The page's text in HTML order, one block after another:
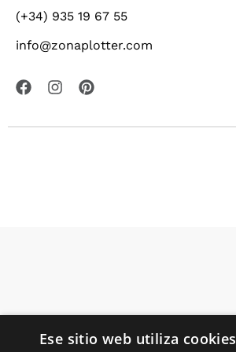
(+34) 935 19 67 55
info@zonaplotter.com
Ese sitio web utiliza cookies